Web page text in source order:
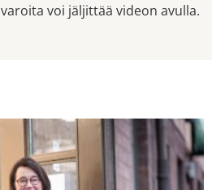
voi jäljittää videon avulla.